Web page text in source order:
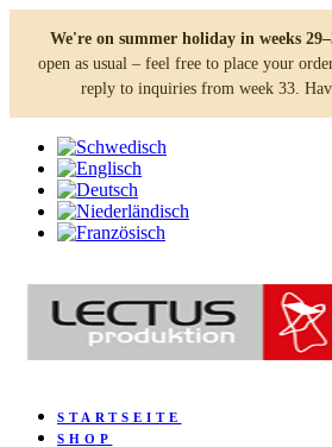
We're on summer holiday in weeks
open as usual – feel free to place your
reply to inquiries from week 33.
STARTSEITE
SHOP